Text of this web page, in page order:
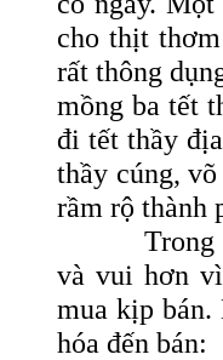
cho thịt
rất thông
mồng ba tết
đi tết thầy
thầy cúng,
rầm rộ thành
Trong hai
và vui hơn
mua kịp bán.
hóa đến bán: